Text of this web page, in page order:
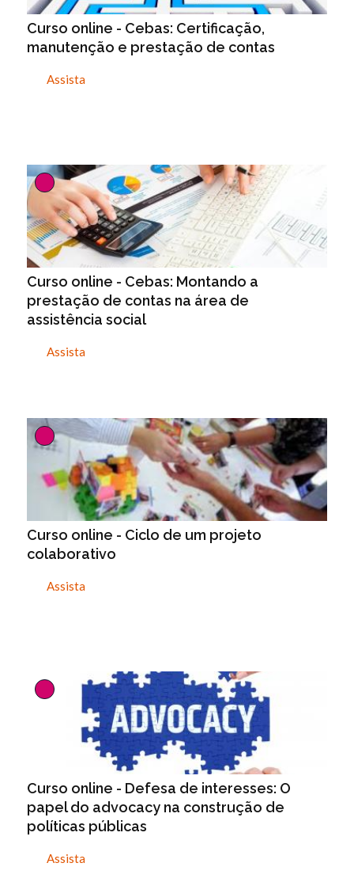
Curso online - Cebas: Certificação,
manutenção e prestação de contas
Assista
Curso online - Cebas: Montando a
prestação de contas na área de
assistência social
Assista
Curso online - Ciclo de um projeto
colaborativo
Assista
Curso online - Defesa de interesses: O
papel do advocacy na construção de
políticas públicas
Assista